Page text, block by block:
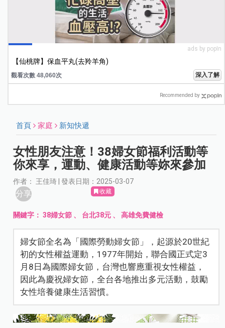
ads by popIn
【仙桃牌】保血平丸(去羚羊角)
觀看次數 48,060次 深入了解
Recommended by
首頁 家庭 新知快遞
女性朋友注意！38婦女節福利活動等
你來享，運動、健康活動等妳來參加
作者： 王佳琦 | 發表日期：2025-03-07
分享 收藏
關鍵字：38婦女節 、 台北38元 、高雄免費健檢
婦女節全名為「國際勞動婦女節」，起源於20世紀
初的女性權益運動，1977年開始，聯合國正式定3
月8日為國際婦女節，台灣也響應重視女性權益，
因此為慶祝婦女節，全台各地推出多元活動，鼓勵
女性培養健康生活習慣。